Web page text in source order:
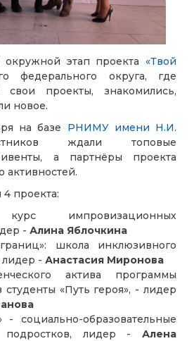
этап проекта «Твой
федерального округа, где
проекты, знакомились,
новое.
на базе РНИМУ имени Н.И.
ждали топовые
ивенты, а партнёры проекта
активностей.
проекта:
импровизационных
- Алина Яблочкина
школа инклюзивного
лидер - Анастасия Миронова
актива программы
«Путь героя», - лидер
- социально-образовательные
подростков, лидер - Алена